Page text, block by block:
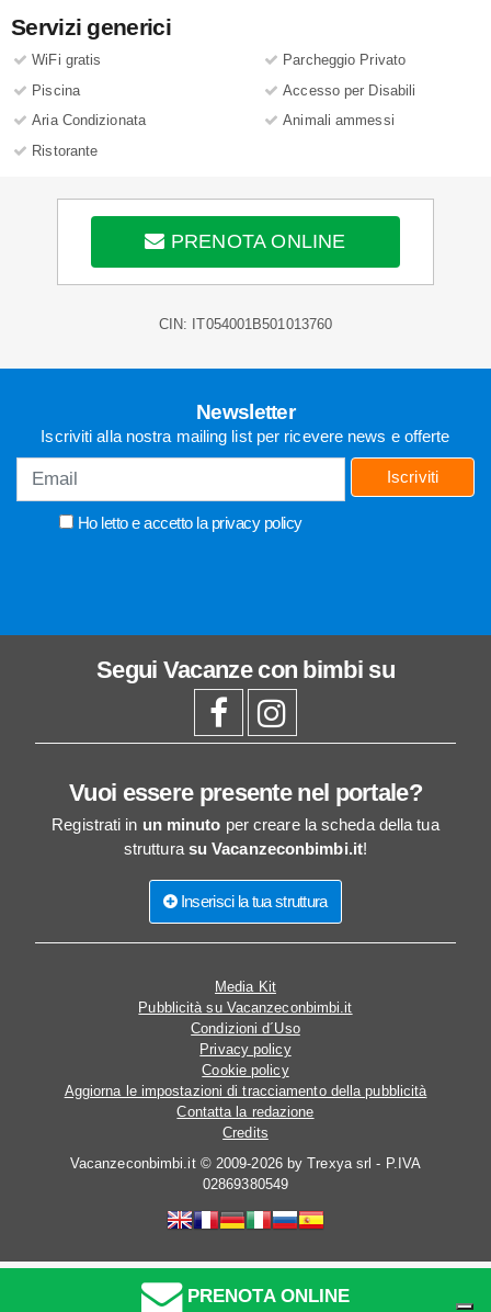
Servizi generici
WiFi gratis
Parcheggio Privato
Piscina
Accesso per Disabili
Aria Condizionata
Animali ammessi
Ristorante
PRENOTA ONLINE
CIN: IT054001B501013760
Newsletter
Iscriviti alla nostra mailing list per ricevere news e offerte
Ho letto e accetto la privacy policy
Iscriviti
Segui Vacanze con bimbi su
Vuoi essere presente nel portale?
Registrati in un minuto per creare la scheda della tua
struttura su Vacanzeconbimbi.it!
Inserisci la tua struttura
Media Kit
Pubblicità su Vacanzeconbimbi.it
Condizioni d´Uso
Privacy policy
Cookie policy
Aggiorna le impostazioni di tracciamento della pubblicità
Contatta la redazione
Credits
Vacanzeconbimbi.it © 2009-2026 by Trexya srl - P.IVA
02869380549
PRENOTA ONLINE